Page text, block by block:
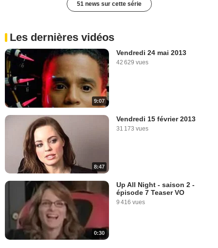
51 news sur cette série
Les dernières vidéos
9:07
Vendredi 24 mai 2013
42 629 vues
8:47
Vendredi 15 février 2013
31 173 vues
0:30
Up All Night - saison 2 -
épisode 7 Teaser VO
9 416 vues